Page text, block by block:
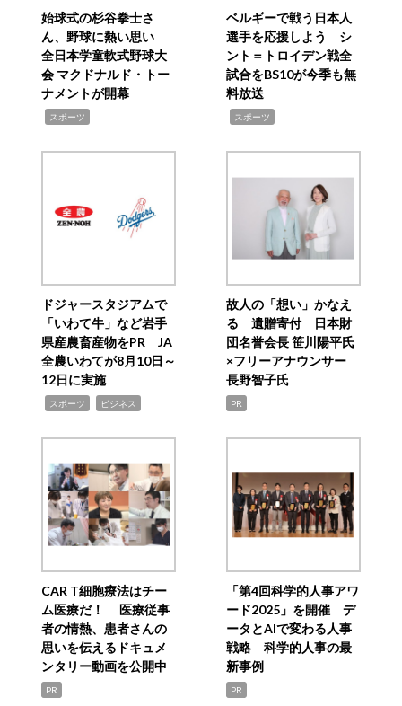
始球式の杉谷拳士さ
ん、野球に熱い思い
全日本学童軟式野球大
会 マクドナルド・トー
ナメントが開幕
スポーツ
ベルギーで戦う日本人
選手を応援しよう シ
ント＝トロイデン戦全
試合をBS10が今季も無
料放送
スポーツ
ドジャースタジアムで
「いわて牛」など岩手
県産農畜産物をPR JA
全農いわてが8月10日～
12日に実施
スポーツ ビジネス
故人の「想い」かなえ
る 遺贈寄付 日本財
団名誉会長 笹川陽平氏
×フリーアナウンサー
長野智子氏
PR
CAR T細胞療法はチー
ム医療だ！ 医療従事
者の情熱、患者さんの
思いを伝えるドキュメ
ンタリー動画を公開中
PR
「第4回科学的人事アワ
ード2025」を開催 デ
ータとAIで変わる人事
戦略 科学的人事の最
新事例
PR